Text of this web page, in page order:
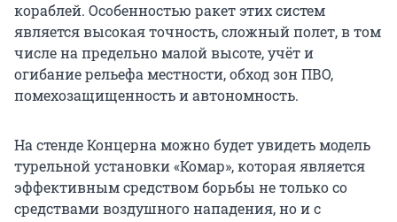
кораблей. Особенностью ракет этих систем
является высокая точность, сложный полет, в том
числе на предельно малой высоте, учёт и
огибание рельефа местности, обход зон ПВО,
помехозащищенность и автономность.
На стенде Концерна можно будет увидеть модель
турельной установки «Комар», которая является
эффективным средством борьбы не только со
средствами воздушного нападения, но и с